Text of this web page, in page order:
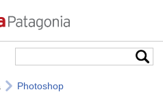
Photoshop